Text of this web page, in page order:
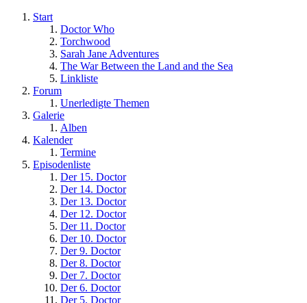
Start
Doctor Who
Torchwood
Sarah Jane Adventures
The War Between the Land and the Sea
Linkliste
Forum
Unerledigte Themen
Galerie
Alben
Kalender
Termine
Episodenliste
Der 15. Doctor
Der 14. Doctor
Der 13. Doctor
Der 12. Doctor
Der 11. Doctor
Der 10. Doctor
Der 9. Doctor
Der 8. Doctor
Der 7. Doctor
Der 6. Doctor
Der 5. Doctor